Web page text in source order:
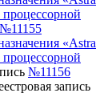
№11155
«Astra
№11156
запись